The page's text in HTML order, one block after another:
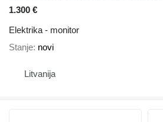
1.300 €
Elektrika - monitor
Stanje novi
Litvanija